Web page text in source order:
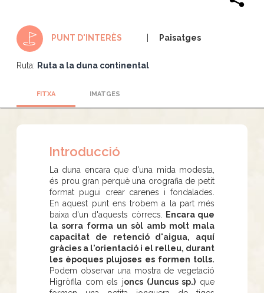
PUNT D'INTERÈS Paisatges
Ruta: Ruta a la duna continental
FITXA IMATGES
Introducció
La duna encara que d'una mida modesta,
és prou gran perquè una orografia de petit
format pugui crear carenes i fondalades.
En aquest punt ens trobem a la part més
baixa d'un d'aquests còrrecs.
Encara que
la sorra forma un sòl amb molt mala
capacitat de retenció d'aigua, aquí
gràcies a l'orientació i el relleu, durant
les èpoques plujoses es formen tolls.
Podem observar una mostra de vegetació
Higròfila com els joncs (Juncus sp.) que